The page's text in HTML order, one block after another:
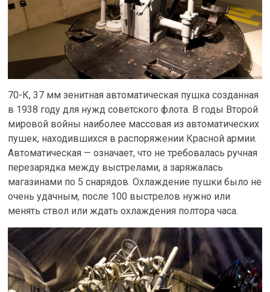
70-К, 37 мм зенитная автоматическая пушка созданная
в 1938 году для нужд советского флота. В годы Второй
мировой войны наиболее массовая из автоматических
пушек, находившихся в распоряжении Красной армии.
Автоматическая — означает, что не требовалась ручная
перезарядка между выстрелами, а заряжалась
магазинами по 5 снарядов. Охлаждение пушки было не
очень удачным, после 100 выстрелов нужно или
менять ствол или ждать охлаждения полтора часа.